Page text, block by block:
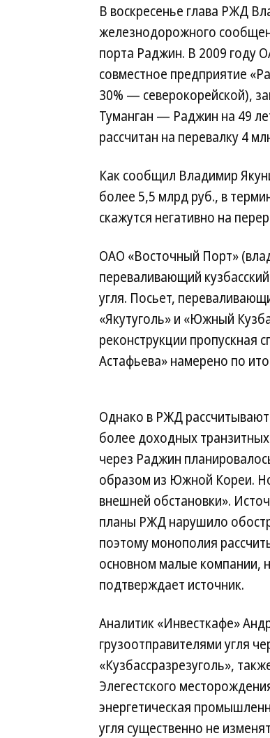
В воскресенье глава РЖД
железнодорожного
порта Раджин. В 2009 году
совместное предприятие
30% — северокорейской),
Туманган — Раджин на 49
рассчитан на перевалку 4
Как сообщил Владимир
более 5,5 млрд руб., в
скажутся негативно на
ОАО «Восточный Порт»
переваливающий
угля. Посьет,
«Якутуголь» и «Южный
реконструкции пропускная
Астафьева» намерено по
Однако в РЖД рассчитывают
более доходных
через Раджин
образом из Южной Кореи.
внешней обстановки».
планы РЖД нарушило
поэтому монополия
основном малые компании,
подтверждает источник.
Аналитик «Инвесткафе»
грузоотправителями угля
«Кузбассразрезуголь»,
Элегестского
энергетическая
угля существенно не